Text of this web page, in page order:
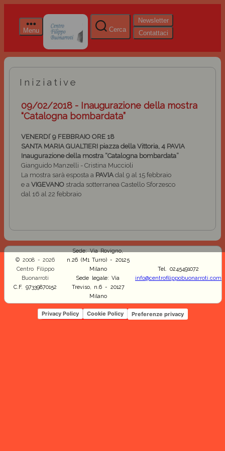
Menu Cerca
Newsletter
Contattaci
Iniziative
09/02/2018 - Inaugurazione della mostra
“Catalogna bombardata”
VENERDI’ 9 FEBBRAIO ORE 18
SANTA MARIA GUALTIERI piazza della Vittoria, 4 PAVIA
Inaugurazione della mostra “Catalogna bombardata”
Gianguido Manzelli - Cristina Muccioli
La mostra sarà esposta a PAVIA dal 9 al 15 febbraio
e a VIGEVANO strada sotterranea Castello Sforzesco
dal 16 al 22 febbraio
© 2008 - 2026
Centro Filippo
Buonarroti
C.F. 97339870152
Sede: Via Rovigno,
n.26 (M1 Turro) - 20125
Milano
Sede legale: Via
Treviso, n.6 - 20127
Milano
Tel. 0245491072
info@centrofilippobuonarroti.com
Privacy Policy Cookie Policy Preferenze privacy